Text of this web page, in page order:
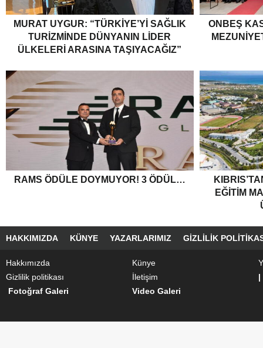
MURAT UYGUR: “TÜRKIYE’YI SAĞLIK
TURIZMINDE DÜNYANIN LIDER
ÜLKELERI ARASINA TAŞIYACAĞIZ”
ONBEŞ
RAMS ÖDÜLE DOYMUYOR! 3 ÖDÜL…
EĞITIM
HAKKIMIZDA KÜNYE YAZARLARIMIZ GIZLILIK
Hakkımızda Künye
Gizlilik politikası
İletişim
|
Fotoğraf Galeri
Video Galeri